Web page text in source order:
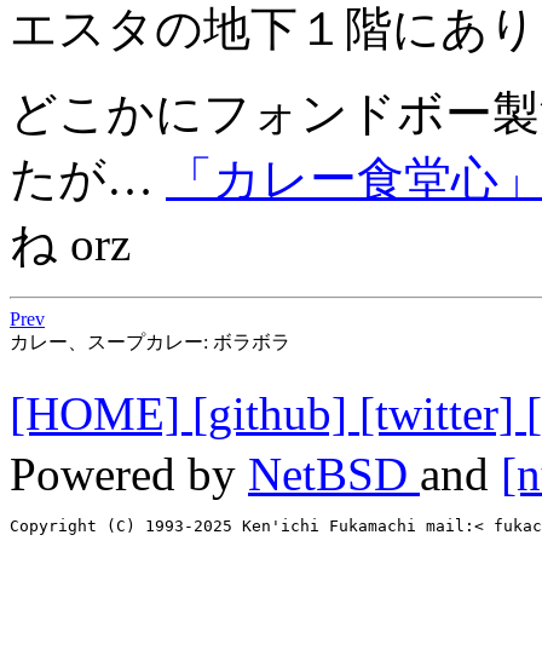
エスタの地下１階にあ
どこかにフォンドボー
たが…
「カレー食堂心
ね orz
Prev
カレー、スープカレー: ボラボラ
[HOME] [github] [twitter]
Powered by NetBSD and